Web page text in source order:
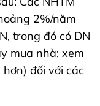
2%/năm
trong đó có DN
mua nhà; xem
đối với các